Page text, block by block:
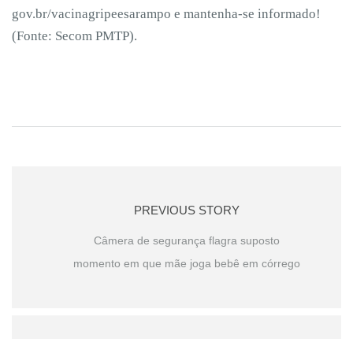
gov.br/vacinagripeesarampo e mantenha-se informado!
(Fonte: Secom PMTP).
PREVIOUS STORY
Câmera de segurança flagra suposto
momento em que mãe joga bebê em córrego